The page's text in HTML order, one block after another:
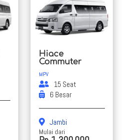
Hiace
Commuter
MPV
15 Seat
6 Besar
Jambi
Mulai dari